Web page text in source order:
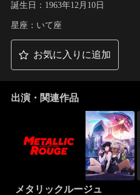
誕生日：1963年12月10日
星座：いて座
お気に入りに追加
出演・関連作品
メタリックルージュ